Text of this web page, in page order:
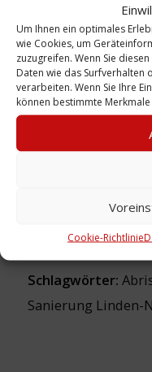
Um Ihnen ein optimales
wie Cookies, um
zuzugreifen. Wenn Sie
Daten wie das Surfverhalten
verarbeiten. Wenn Sie Ihre
können bestimmte
Cookie-Richtlinie
Urheber:
Heinz-Jörgen
Lizenz:CC-
Sammlung:
Ort:
Schlagwörter:
Sanierung Linden-